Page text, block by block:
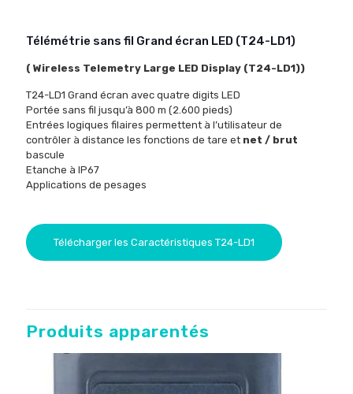
Télémétrie sans fil Grand écran LED (T24-LD1)
( Wireless Telemetry Large LED Display (T24-LD1))
T24-LD1 Grand écran avec quatre digits LED
Portée sans fil jusqu’à 800 m (2.600 pieds)
Entrées logiques filaires permettent à l’utilisateur de
contrôler à distance les fonctions de tare et net / brut
bascule
Etanche à IP67
Applications de pesages
Télécharger les Caractéristiques T24-LD1
Produits apparentés